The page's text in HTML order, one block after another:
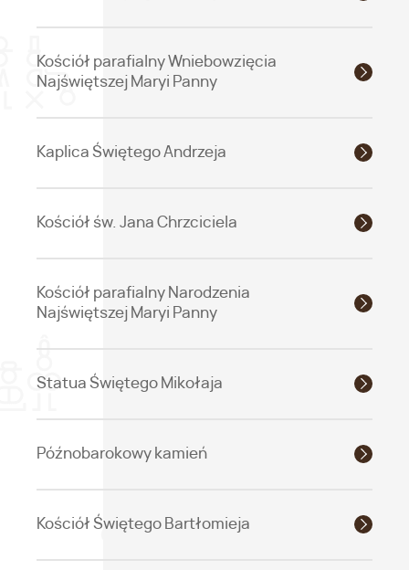
Kościół parafialny Wniebowzięcia
Najświętszej Maryi Panny
Kaplica Świętego Andrzeja
Kościół św. Jana Chrzciciela
Kościół parafialny Narodzenia
Najświętszej Maryi Panny
Statua Świętego Mikołaja
Późnobarokowy kamień
Kościół Świętego Bartłomieja